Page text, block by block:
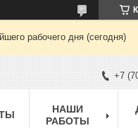
рабочего дня (сегодня)
+7
НАШИ
РАБОТЫ